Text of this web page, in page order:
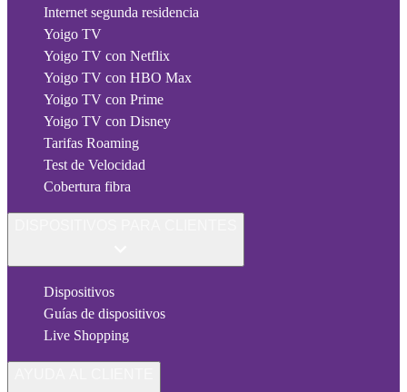
Internet segunda residencia
Yoigo TV
Yoigo TV con Netflix
Yoigo TV con HBO Max
Yoigo TV con Prime
Yoigo TV con Disney
Tarifas Roaming
Test de Velocidad
Cobertura fibra
Dispositivos
Guías de dispositivos
Live Shopping